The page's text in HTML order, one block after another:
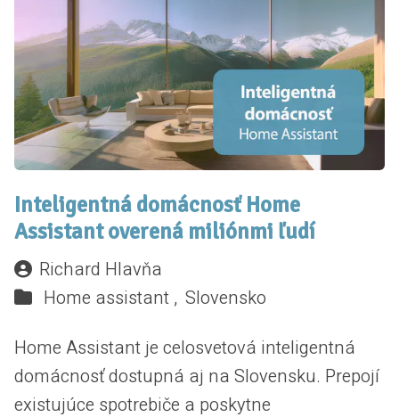
Inteligentná domácnosť Home
Assistant overená miliónmi ľudí
Richard Hlavňa
Home assistant , Slovensko
Home Assistant je celosvetová inteligentná
domácnosť dostupná aj na Slovensku. Prepojí
existujúce spotrebiče a poskytne